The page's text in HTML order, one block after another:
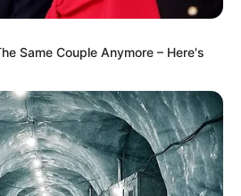
ocupando o tempo ocioso
artesanato, em uma creche……
Same Couple Anymore – Here's